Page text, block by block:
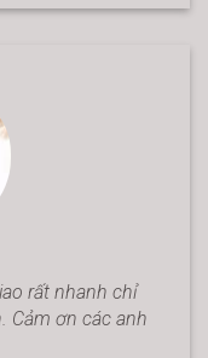
rất nhanh chỉ
Cảm ơn các anh